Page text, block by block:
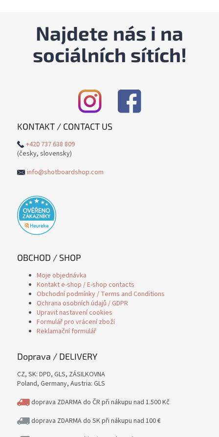
Najdete nás i na
sociálních sítích!
KONTAKT / CONTACT US
+420 737 638 809
(česky, slovensky)
info@shotboardshop.com
OBCHOD / SHOP
Moje objednávka
Kontakt e-shop / E-shop contacts
Obchodní podmínky / Terms and Conditions
Ochrana osobních údajů / GDPR
Upravit nastavení cookies
Formulář pro vrácení zboží
Reklamační formulář
Doprava / DELIVERY
CZ, SK: DPD, GLS, ZÁSILKOVNA
Poland, Germany, Austria: GLS
doprava ZDARMA do ČR při nákupu nad 1.500 Kč
doprava ZDARMA do SK při nákupu nad 100 €